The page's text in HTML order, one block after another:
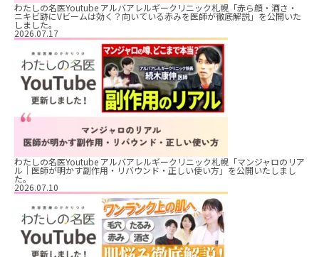
わたしの名医Youtube アルバアレルギークリニック札幌「赤ら顔・酒さ・
ニキビ跡にVビームは効く？向いている赤みを医師が徹底解説」を公開いた
しました。
2026.07.17
わたしの名医Youtube アルバアレルギークリニック札幌「マンジャロのリア
ル｜医師が明かす副作用・リバウンド・正しい使い方」を公開いたしまし
た。
2026.07.10